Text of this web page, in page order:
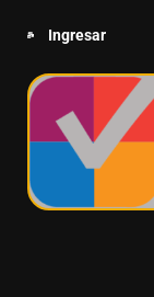
Ingresar